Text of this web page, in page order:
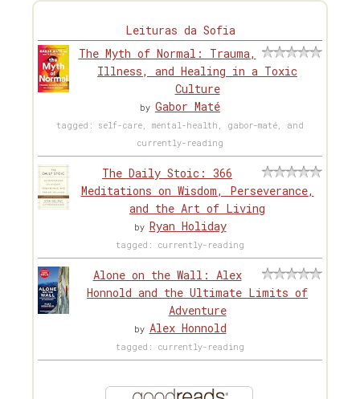
Leituras da Sofia
The Myth of Normal: Trauma,
Illness, and Healing in a Toxic
Culture
by Gabor Maté
tagged: self-care, mental-health, gabor-maté, and
currently-reading
The Daily Stoic: 366
Meditations on Wisdom, Perseverance,
and the Art of Living
by Ryan Holiday
tagged: currently-reading
Alone on the Wall: Alex
Honnold and the Ultimate Limits of
Adventure
by Alex Honnold
tagged: currently-reading